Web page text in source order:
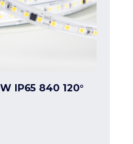
IP65 840 120°